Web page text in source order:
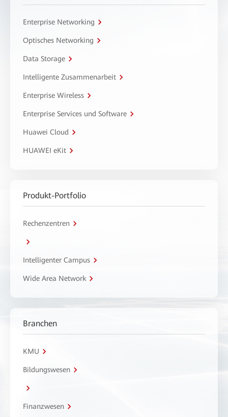
Enterprise Networking
Optisches Networking
Data Storage
Intelligente Zusammenarbeit
Enterprise Wireless
Enterprise Services und Software
Huawei Cloud
HUAWEI eKit
Produkt-Portfolio
Rechenzentren
Intelligenter Campus
Wide Area Network
Branchen
KMU
Bildungswesen
Finanzwesen